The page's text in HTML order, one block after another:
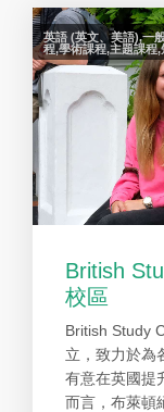
英語 (英文、美語),一
程,學術課程,主題課程
British
校區
British Study
立，致力於為
有意在英國提
而言，布萊頓絕對